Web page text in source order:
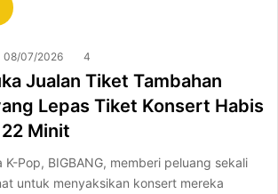
08/07/2026 4
Jualan Tiket Tambahan
Lepas Tiket Konsert Habis
Minit
K-Pop, BIGBANG, memberi peluang sekali
untuk menyaksikan konsert mereka